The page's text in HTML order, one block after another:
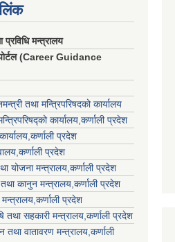
प्रविधि मन्त्रालय
पोर्टल (Career Guidance
तथा मन्त्रिपरिषद‌को कार्यालय
कार्यालय,कर्णाली प्रदेश
प्रदेश
प्रदेश
योजना मन्त्रालय,कर्णाली प्रदेश
कानुन मन्त्रालय,कर्णाली प्रदेश
प्रदेश
तथा सहकारी मन्त्रालय,कर्णाली प्रदेश
तथा वातावरण मन्त्रालय,कर्णाली